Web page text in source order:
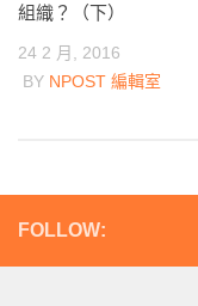
組織？（下）
24 2 月, 2016
BY NPOST 編輯室
FOLLOW: